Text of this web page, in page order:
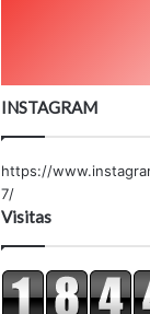
INSTAGRAM
https://
7/
Visitas